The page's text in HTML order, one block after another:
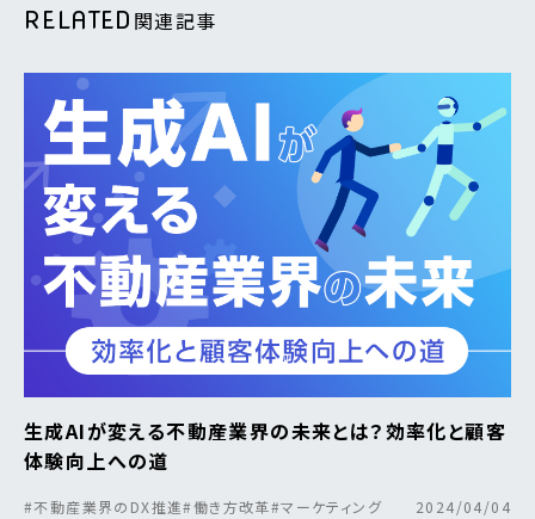
RELATED 関連記事
生成AIが変える不動産業界の未来とは？効率化と顧客
体験向上への道
#不動産業界のDX推進#働き方改革#マーケティング 2024/04/04